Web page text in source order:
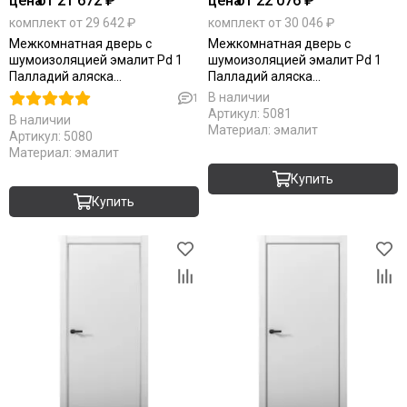
комплект от 29 642 ₽
Межкомнатная дверь с
шумоизоляцией эмалит Pd 1
Палладий аляска
алюминиевая кромка Al глухая1
В наличии
Артикул: 5080
Материал: эмалит
Купить
комплект от 30 046 ₽
Межкомнатная дверь с
шумоизоляцией эмалит Pd 1
Палладий аляска
алюминиевая кромка Al Black
Edition глухая
В наличии
Артикул: 5081
Материал: эмалит
Купить